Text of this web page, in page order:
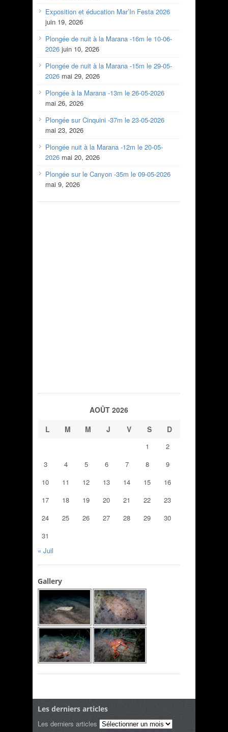
Exposition et éducation Mar’In Festa 2026
juin 19, 2026
Plongée de nuit à la Marana -16m le 10-06-
2026 juin 10, 2026
Plongée de nuit à la Marana -15m le 29-05-
2026 mai 29, 2026
Plongée à la Marana -13m le 26-05-2026
mai 26, 2026
Plongée sur Cinquini -37m le 23-05-2026
mai 23, 2026
Plongée nuit à la Marana -12m le 20-05-
2026 mai 20, 2026
Plongée sur le Canyon -35m le 09-05-2026
mai 9, 2026
AOÛT 2026
L
M M J V S D
1
2
3
4 5 6 7 8
9
10
11 12 13 14 15
16
17
18 19 20 21 22
23
24
25 26 27 28 29
30
31
« Juil
Gallery
Les derniers articles
Les derniers articles